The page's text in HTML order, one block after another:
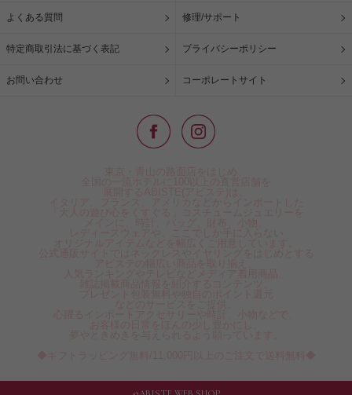
よくある質問 修理/サポート
特定商取引法に基づく表記 プライバシーポリシー
お問い合わせ コーポレートサイト